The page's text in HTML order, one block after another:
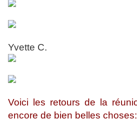
Yvette C.
Voici les retours de la
encore de bien belles choses: